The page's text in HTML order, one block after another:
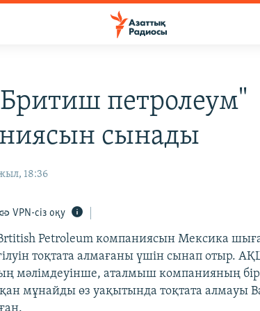
петролеум"
сынады
18:36
VPN-сіз оқу
Petroleum компаниясын Мексика
тоқтата алмағаны үшін сынап отыр.
мәлімдеуінше, аталмыш компанияның
мұнайды өз уақытында тоқтата алмауы